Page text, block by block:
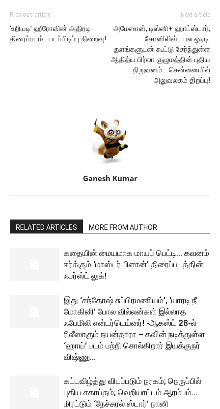
Previous article
‘உறியடி’ ஹீரோவின் அதிரடி
திரைப்படம்… படப்பிடிப்பு நிறைவு!
Next article
அமேஸான், டிஸ்னி+ ஹாட்ஸ்டார்,
சோனிலிவ்… பல ஓடிடி.
தளங்களுடன் கூட்டு சேர்ந்துள்ள
ஆதித்ய பிர்லா குழுமத்தின் புதிய
நிறுவனம்… சென்னையில்
அலுவலகம் திறப்பு!
Ganesh Kumar
RELATED ARTICLES MORE FROM AUTHOR
கதையின் மையமாக மாயப் பெட்டி… கவனம்
ஈர்க்கும் ‘மாஸ்டர் பிளான்’ திரைப்படத்தின்
ஃபர்ஸ்ட் லுக்!
இது ‘சந்தோஷ் சுப்பிரமணியம்’, ‘யாரடி நீ
மோகினி’ போல வில்லன்கள் இல்லாத
ஃபேமிலி என்டர்டெய்னர்! -ஆகஸ்ட் 28-ல்
ரிலீஸாகும் நயன்தாரா – கவின் நடித்துள்ள
‘ஹாய்’ படம் பற்றி சொல்கிறார் இயக்குநர்
விஷ்ணு...
கட்டவிழ்த்து விடப்படும் நரகம்; நெருப்பில்
புதிய சகாப்தம்; வெறியாட்டம் ஆரம்பம்…
மிரட்டும் ‘நேச்சுரல் ஸ்டார்’ நானி